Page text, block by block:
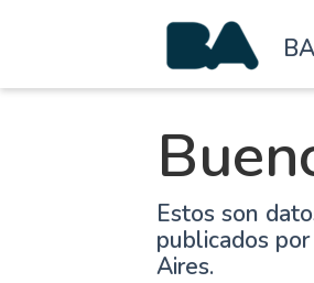
Estos son
publicados
Aires.